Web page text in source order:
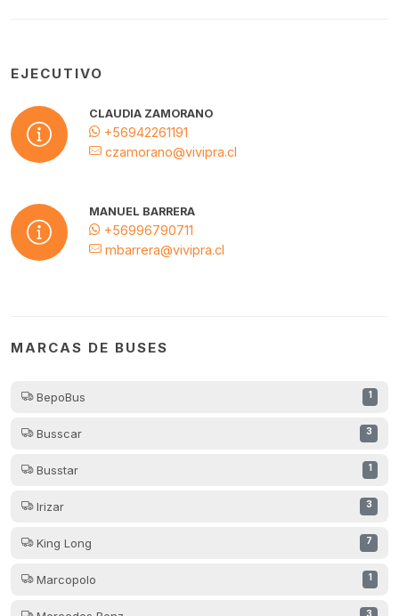
EJECUTIVO
CLAUDIA ZAMORANO
+56942261191
czamorano@vivipra.cl
MANUEL BARRERA
+56996790711
mbarrera@vivipra.cl
MARCAS DE BUSES
BepoBus 1
Busscar 3
Busstar 1
Irizar 3
King Long 7
Marcopolo 1
3